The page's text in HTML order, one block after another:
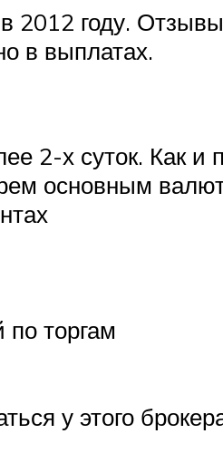
2012 году.
в выплатах.
2-х суток. Как
основным
торгам
у этого